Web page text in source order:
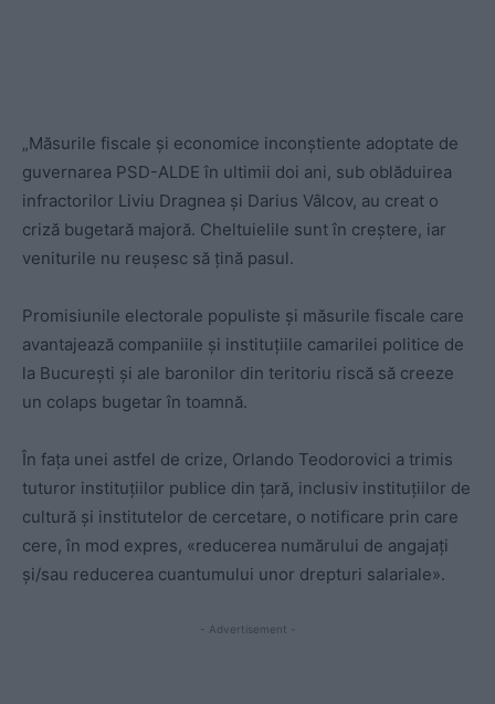
„Măsurile fiscale și economice inconștiente adoptate de
guvernarea PSD-ALDE în ultimii doi ani, sub oblăduirea
infractorilor Liviu Dragnea și Darius Vâlcov, au creat o
criză bugetară majoră. Cheltuielile sunt în creștere, iar
veniturile nu reușesc să țină pasul.
Promisiunile electorale populiste și măsurile fiscale care
avantajează companiile și instituțiile camarilei politice de
la București și ale baronilor din teritoriu riscă să creeze
un colaps bugetar în toamnă.
În fața unei astfel de crize, Orlando Teodorovici a trimis
tuturor instituțiilor publice din țară, inclusiv instituțiilor de
cultură și institutelor de cercetare, o notificare prin care
cere, în mod expres, «reducerea numărului de angajați
și/sau reducerea cuantumului unor drepturi salariale».
- Advertisement -